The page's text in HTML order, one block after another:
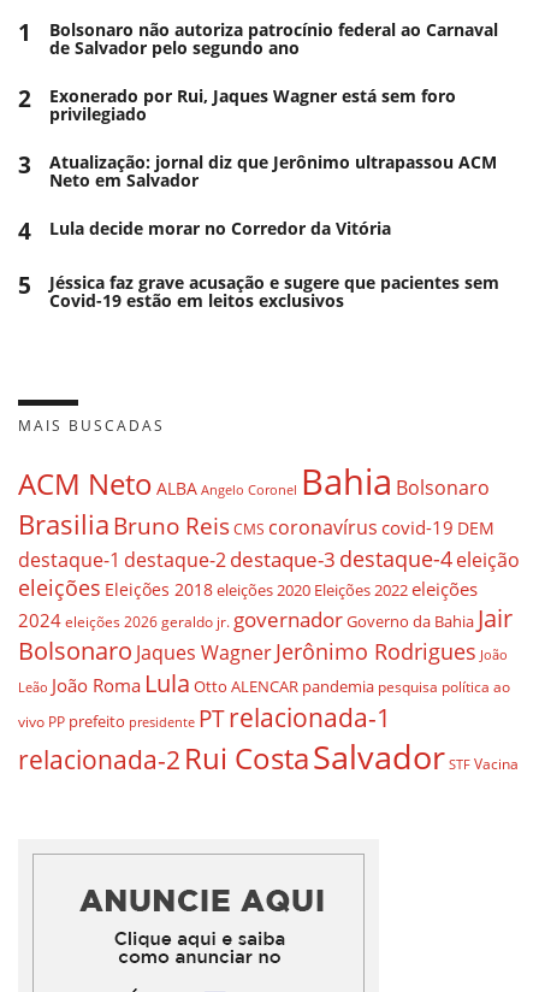
1 Bolsonaro não autoriza patrocínio federal ao Carnaval
de Salvador pelo segundo ano
2 Exonerado por Rui, Jaques Wagner está sem foro
privilegiado
3 Atualização: jornal diz que Jerônimo ultrapassou ACM
Neto em Salvador
4 Lula decide morar no Corredor da Vitória
5 Jéssica faz grave acusação e sugere que pacientes sem
Covid-19 estão em leitos exclusivos
MAIS BUSCADAS
ACM Neto ALBA Angelo Coronel Bahia Bolsonaro
BrasiliaBruno ReisCMS coronavírus covid-19 DEM
destaque-1 destaque-2destaque-3 destaque-4eleição
eleições Eleições 2018eleições 2020 Eleições 2022eleições
2024 eleições 2026 geraldo jr. governadorGoverno da Bahia Jair
Bolsonaro Jaques WagnerJerônimo Rodrigues João
Leão João Roma Lula Otto ALENCAR pandemia pesquisa política ao
vivo PP prefeito presidente PTrelacionada-1
relacionada-2 Rui CostaSalvador STF Vacina